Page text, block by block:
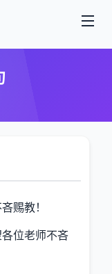
赐教！
位老师不吝